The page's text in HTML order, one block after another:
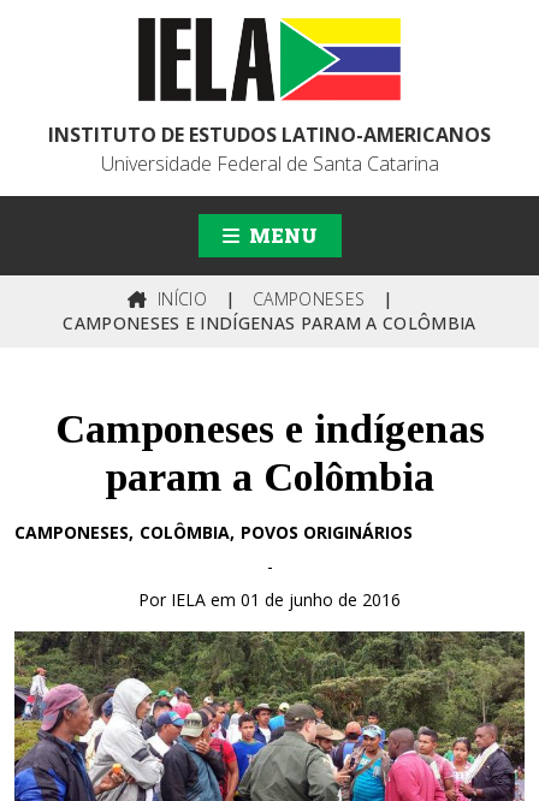
INSTITUTO DE ESTUDOS LATINO-AMERICANOS
Universidade Federal de Santa Catarina
MENU
INÍCIO | CAMPONESES
|
CAMPONESES E INDÍGENAS PARAM A COLÔMBIA
Camponeses e indígenas
param a Colômbia
CAMPONESES COLÔMBIA POVOS ORIGINÁRIOS
-
Por IELA em 01 de junho de 2016